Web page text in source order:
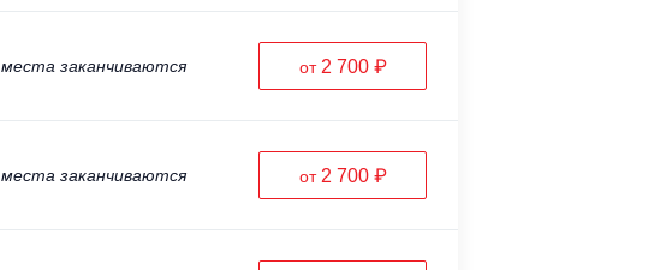
места заканчиваются от 2 700 ₽
места заканчиваются от 2 700 ₽